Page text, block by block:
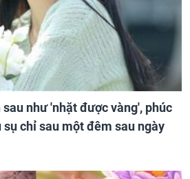
như 'nhặt được vàng', phúc
sụ chỉ sau một đêm sau ngày